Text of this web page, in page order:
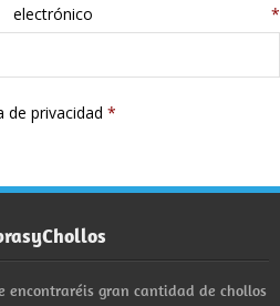
*
de privacidad *
encontraréis gran cantidad de chollos